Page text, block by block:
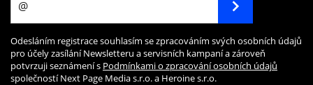
Odesláním registrace souhlasím se zpracováním svých osobních údajů
pro účely zasílání Newsletteru a servisních kampaní a zároveň
potvrzuji seznámení s Podmínkami o zpracování osobních údajů
společností Next Page Media s.r.o. a Heroine s.r.o.